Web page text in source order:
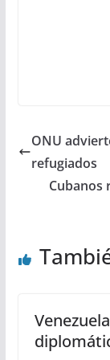
ONU
refugiados
Cubanos